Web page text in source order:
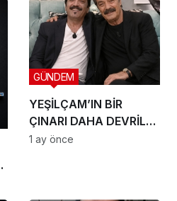
YEŞİLÇAM’IN BİR
ÇINARI DAHA DEVRİLDİ:
HOŞÇA KAL CANIM
GÜNDEM
1 ay önce